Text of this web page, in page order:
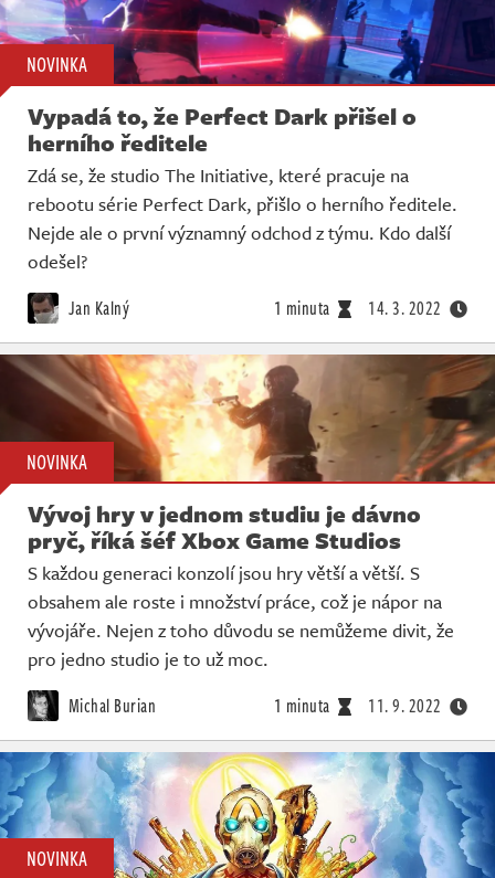
NOVINKA
Vypadá to, že Perfect Dark přišel o
herního ředitele
Zdá se, že studio The Initiative, které pracuje na
rebootu série Perfect Dark, přišlo o herního ředitele.
Nejde ale o první významný odchod z týmu. Kdo další
odešel?
Jan Kalný 1 minuta 14. 3. 2022
NOVINKA
Vývoj hry v jednom studiu je dávno
pryč, říká šéf Xbox Game Studios
S každou generaci konzolí jsou hry větší a větší. S
obsahem ale roste i množství práce, což je nápor na
vývojáře. Nejen z toho důvodu se nemůžeme divit, že
pro jedno studio je to už moc.
Michal Burian 1 minuta 11. 9. 2022
NOVINKA